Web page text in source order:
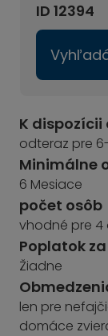
ID 12394
K dispozícii
odteraz pre
Minimálne
6 Mesiace
počet osôb
vhodné pre 4
Poplatok
Žiadne
len pre
domáce